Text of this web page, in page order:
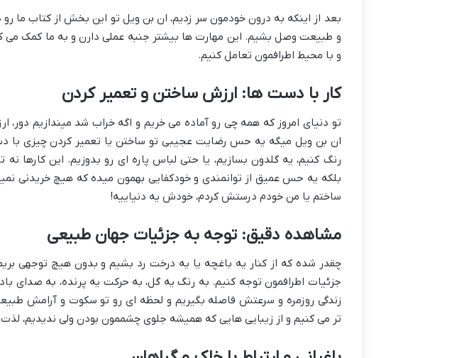
بعد از اینکه به درون خودمون سر زدیم، ان بن ویل تو این بخش از کتاب ما
و طبیعت وصل بشیم. این مهارت ها بیشتر جنبه عملی دارن و به ما کمک می
و با محیط اطرافمون تعامل کنیم.
کار با دست ها: ارزش ساختن و تعمیر کردن
تو دنیای امروز که همه چی رو آماده می خریم و اگه خراب شد میندازیم
ان بن ویل میگه یه حس رضایت عجیبی تو ساختن یا تعمیر کردن چیزی با
رنگ کنیم، یه گلدون بسازیم، یا حتی لباس پاره ای رو بدوزیم. این کارها
بلکه یه حس عمیق از توانمندی و خودکفایی بهمون میده که هیچ خریدنی
ساختم یا من خودم درستش کردم، خودش یه دنیاییه!
مشاهده دقیق: توجه به جزئیات جهان طبیعی
چقدر شده که از کنار یه باغچه یا یه درخت رد بشیم و بدون هیچ توجهی
جزئیات اطرافمون توجه کنیم. به رنگ یه گل، به حرکت یه پرنده، به صدای
زندگی روزمره و سرعتش فاصله بگیریم و لحظه ای رو تو سکوت و آرامش
تر می کنیم و از زیبایی هایی که همیشه جلوی چشممون بودن ولی ندیدیم،